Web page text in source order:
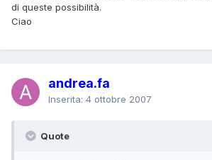
di queste possibilità.
Ciao
andrea.fa
Inserita: 4 ottobre 2007
Quote